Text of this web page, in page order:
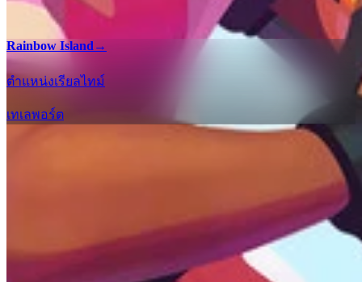
Rainbow Island→
ตำแหน่งเรียลไทม์
เทเลพอร์ต